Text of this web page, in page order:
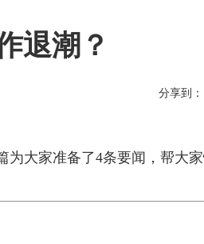
退潮？
分享到：
大家准备了4条要闻，帮大